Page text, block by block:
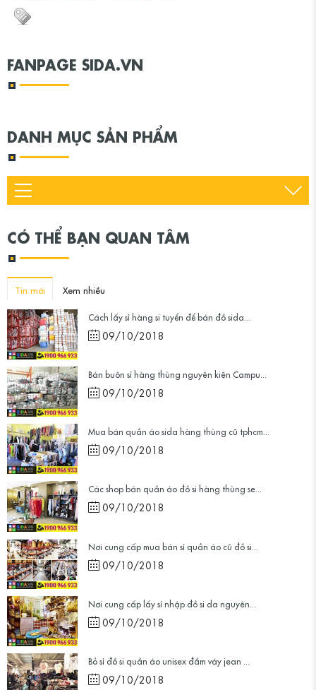
FANPAGE SIDA.VN
DANH MỤC SẢN PHẨM
CÓ THỂ BẠN QUAN TÂM
Tin mới Xem nhiều
Cách lấy sỉ hàng si tuyển để bán đồ sida...
09/10/2018
Bán buôn sỉ hàng thùng nguyên kiện Campu...
09/10/2018
Mua bán quần áo sida hàng thùng cũ tphcm...
09/10/2018
Các shop bán quần áo đồ si hàng thùng se...
09/10/2018
Nơi cung cấp mua bán sỉ quần áo cũ đồ si...
09/10/2018
Nơi cung cấp lấy sỉ nhập đồ si da nguyên...
09/10/2018
Bỏ sỉ đồ si quần áo unisex đầm váy jean ...
09/10/2018